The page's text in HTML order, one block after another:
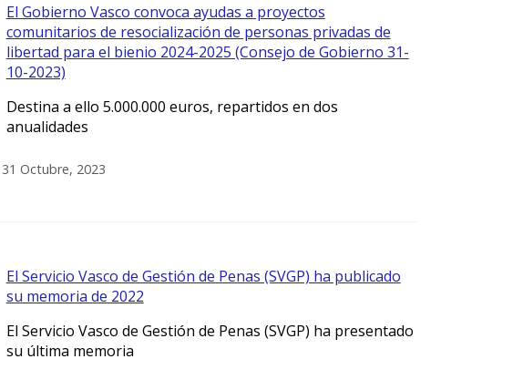
El Gobierno Vasco convoca ayudas a proyectos
comunitarios de resocialización de personas privadas de
libertad para el bienio 2024-2025 (Consejo de Gobierno 31-
10-2023)
Destina a ello 5.000.000 euros, repartidos en dos
anualidades
31 Octubre, 2023
El Servicio Vasco de Gestión de Penas (SVGP) ha publicado
su memoria de 2022
El Servicio Vasco de Gestión de Penas (SVGP) ha presentado
su última memoria